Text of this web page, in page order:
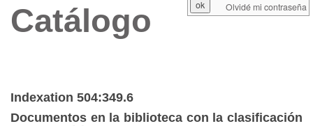
Catálogo
Indexation 504:349.6
Documentos en la biblioteca con la clasificación
Olvidé mi contraseña